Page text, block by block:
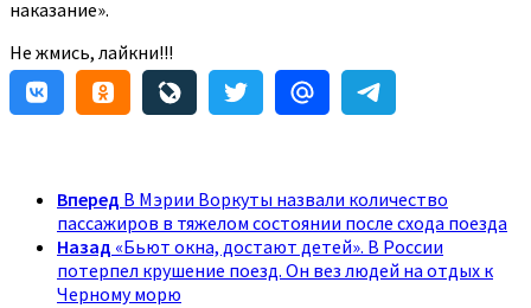
наказание».
Не жмись, лайкни!!!
Вперед В Мэрии Воркуты назвали количество
пассажиров в тяжелом состоянии после схода поезда
Назад «Бьют окна, достают детей». В России
потерпел крушение поезд. Он вез людей на отдых к
Черному морю